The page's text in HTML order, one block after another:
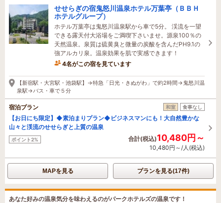
せせらぎの宿鬼怒川温泉ホテル万葉亭（ＢＢＨ
ホテルグループ）
ホテル万葉亭は鬼怒川温泉駅から車で5分。 渓流を一望
できる露天付大浴場をご満喫下さいませ。源泉100％の
天然温泉。泉質は硫黄臭と微量の炭酸を含んだPH9.1の
強アルカリ泉。温泉効果を肌で実感できます！
4名がこの宿を見ています
1時間前に予約されました
【新宿駅・大宮駅・池袋駅】→特急「日光・きぬがわ」で約2時間→鬼怒川温
泉駅→バス・車で５分
宿泊プラン 和室 食事なし
【お日にち限定】◆素泊まりプラン◆ビジネスマンにも！大自然豊かな
山々と渓流のせせらぎと上質の温泉
ポイント2% 合計(税込)10,480円～
10,480円～/人(税込)
MAPを見る プランを見る(17件)
あなた好みの温泉気分を味わえるのがパークホテルズの温泉です！